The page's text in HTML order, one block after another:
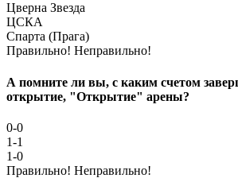
Цверна Звезда
ЦСКА
Спарта (Прага)
Правильно! Неправильно!
А помните ли вы, с каким счетом
открытие, "Открытие" арены?
0-0
1-1
1-0
Правильно! Неправильно!